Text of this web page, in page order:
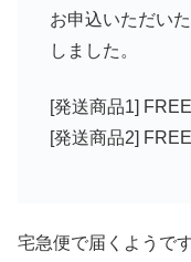
お申込いただい
しました。
[発送商品1]
[発送商品2]
宅急便で届くようです